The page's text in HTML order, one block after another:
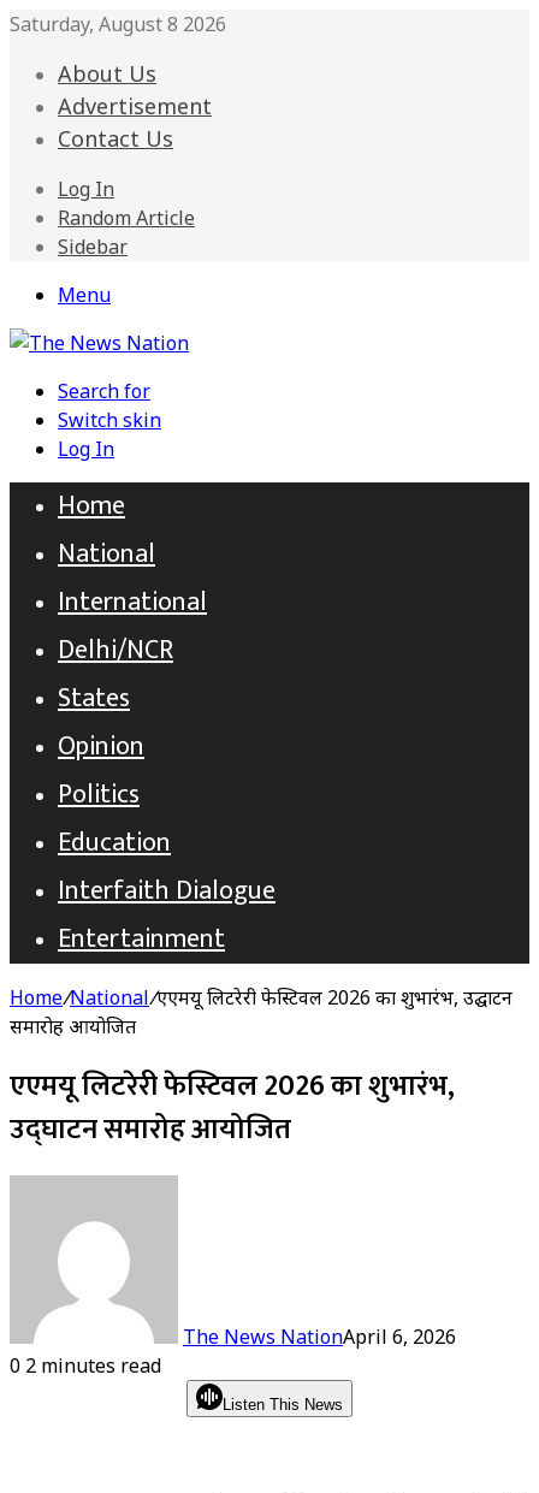
Saturday, August 8 2026
About Us
Advertisement
Contact Us
Log In
Random Article
Sidebar
Menu
Search for
Switch skin
Log In
Home
National
International
Delhi/NCR
States
Opinion
Politics
Education
Interfaith Dialogue
Entertainment
Home/National/एएमयू लिटरेरी फेस्टिवल 2026 का शुभारंभ, उद्घाटन
समारोह आयोजित
एएमयू लिटरेरी फेस्टिवल 2026 का शुभारंभ,
उद्घाटन समारोह आयोजित
The News NationApril 6, 2026
0 2 minutes read
Listen This News